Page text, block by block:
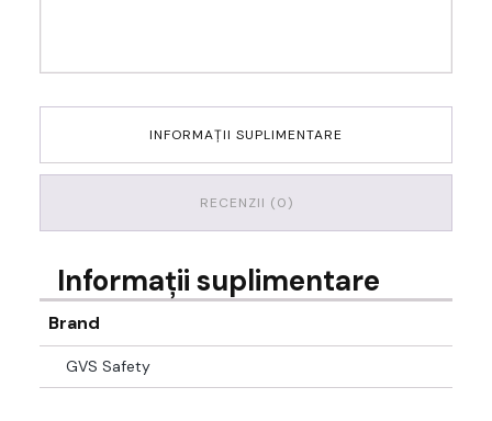
INFORMAȚII SUPLIMENTARE
RECENZII (0)
Informații suplimentare
Brand
GVS Safety